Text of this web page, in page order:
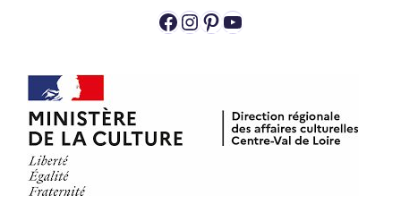
Facebook
Instagram
Pinterest
YouTube